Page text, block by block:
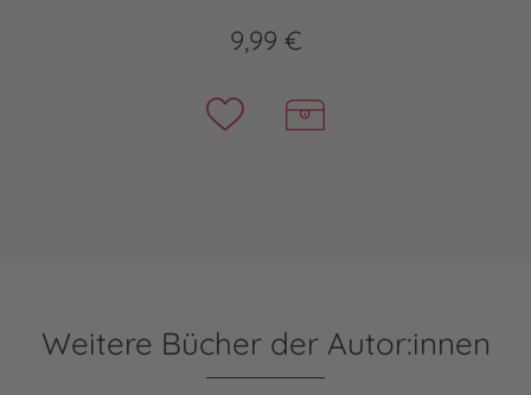
9,99 €
Weitere Bücher der Autor:innen